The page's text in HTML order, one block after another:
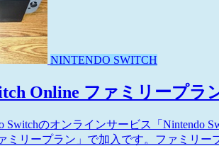
NINTENDO SWITCH
Online ファミリープラ
Switchのオンラインサービス「Nintendo
ミリープラン」で加入です。ファミリー